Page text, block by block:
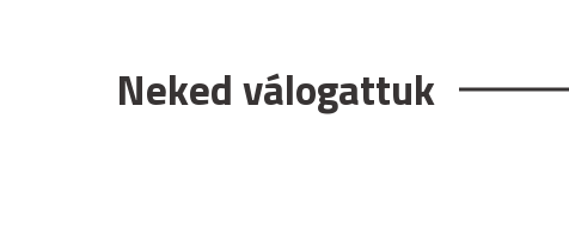
Neked válogattuk